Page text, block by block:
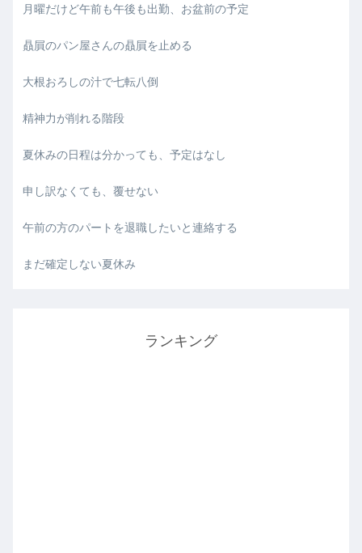
月曜だけど午前も午後も出勤、お盆前の予定
贔屓のパン屋さんの贔屓を止める
大根おろしの汁で七転八倒
精神力が削れる階段
夏休みの日程は分かっても、予定はなし
申し訳なくても、覆せない
午前の方のパートを退職したいと連絡する
まだ確定しない夏休み
ランキング